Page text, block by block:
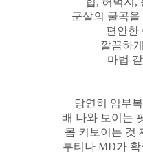
군살의 굴곡
편안한
깔끔하
마법
당연히 임부
배 나와 보이는
몸 커보이는 것
부티나 MD가